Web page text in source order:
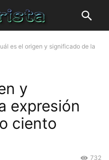
es el origen y significado de la
y
expresión
ciento
732